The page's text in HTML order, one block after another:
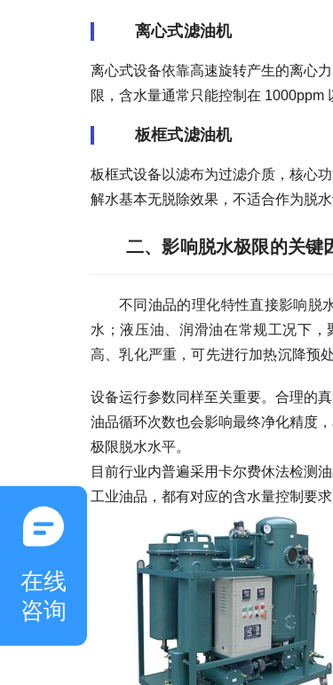
离心式滤油机
离心式设备依靠高速旋转产生的离心
限，含水量通常只能控制在
板框式滤油机
板框式设备以滤布为过滤介质，核心
解水基本无脱除效果，不适合作为脱水
二、影响脱水极限的关键
不同油品的理化特性直接影响脱
水；液压油、润滑油在常规工况下
高、乳化严重，可先进行加热沉降预
设备运行参数同样至关重要。合理的
油品循环次数也会影响最终净化精度
极限脱水水平。
目前行业内普遍采用卡尔费休法检测
工业油品，都有对应的含水量控制要
在线
咨询